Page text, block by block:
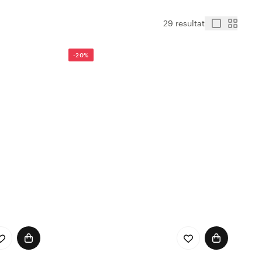
29 resultat
-20%